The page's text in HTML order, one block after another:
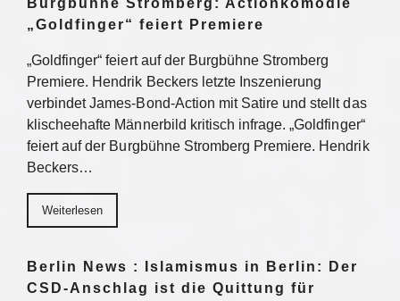
Burgbühne Stromberg: Actionkomödie
„Goldfinger“ feiert Premiere
„Goldfinger“ feiert auf der Burgbühne Stromberg
Premiere. Hendrik Beckers letzte Inszenierung
verbindet James-Bond-Action mit Satire und stellt das
klischeehafte Männerbild kritisch infrage. „Goldfinger“
feiert auf der Burgbühne Stromberg Premiere. Hendrik
Beckers…
Weiterlesen
Berlin News : Islamismus in Berlin: Der
CSD-Anschlag ist die Quittung für